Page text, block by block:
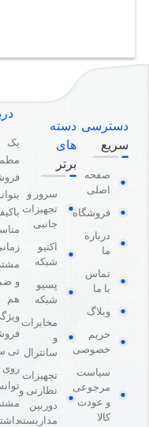
دسترسی
سریع
صفحه
اصلی
فروشگاه
درباره
ما
تماس
با ما
وبلاگ
حریم
خصوصی
سیاست
مرجوعی
و عودت
کالا
دسته
های
برتر
سرور و
تجهیزات
جانبی
اکتیو
شبکه
پسیو
شبکه
مخابرات
و
سانترال
تجهیزات
نظارتی و
دوربین
مداربسته
یک
و
هم
تی
روی